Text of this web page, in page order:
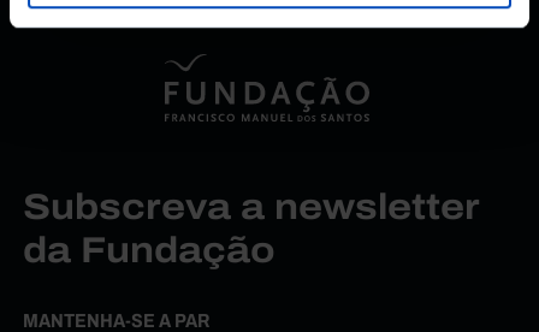
Subscreva a newsletter
da Fundação
MANTENHA-SE A PAR